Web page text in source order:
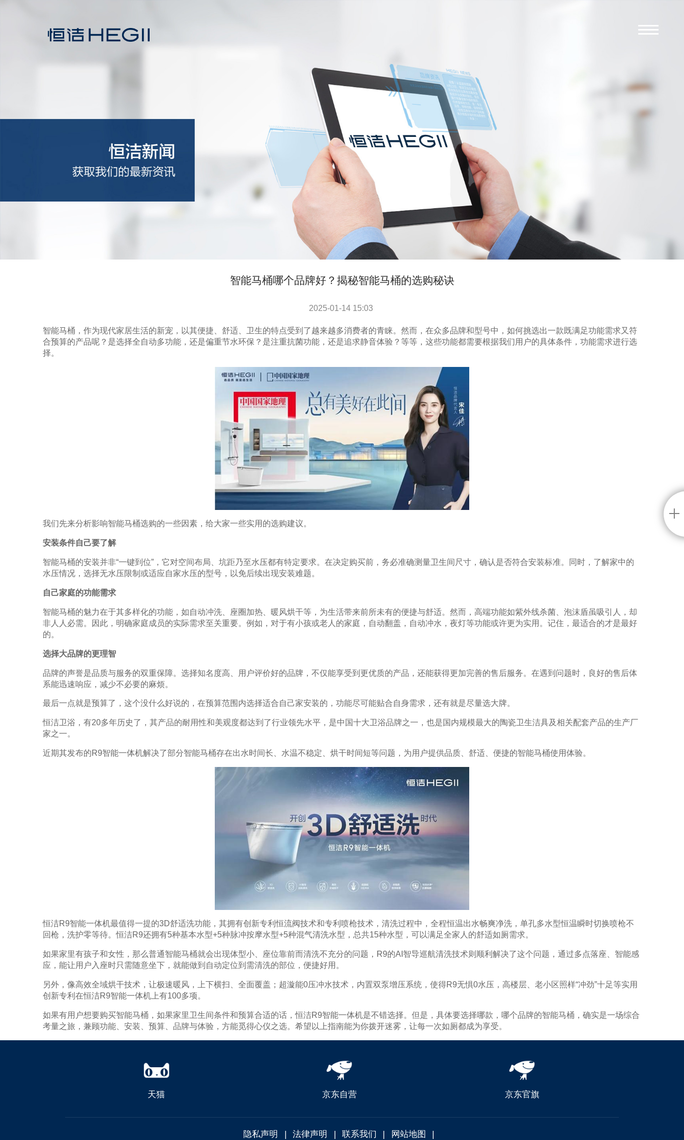
智能马桶哪个品牌好？揭秘智能马桶的选购秘诀
2025-01-14 15:03
智能马桶，作为现代家居生活的新宠，以其便捷、舒适、卫生的特点受到了越来越多消费者的青睐。然而，在众多品牌和型号中，如何挑选出一款既满足功能需求又符
合预算的产品呢？是选择全自动多功能，还是偏重节水环保？是注重抗菌功能，还是追求静音体验？等等，这些功能都需要根据我们用户的具体条件，功能需求进行选
择。
我们先来分析影响智能马桶选购的一些因素，给大家一些实用的选购建议。
安装条件自己要了解
智能马桶的安装并非“一键到位”，它对空间布局、坑距乃至水压都有特定要求。在决定购买前，务必准确测量卫生间尺寸，确认是否符合安装标准。同时，了解家中的
水压情况，选择无水压限制或适应自家水压的型号，以免后续出现安装难题。
自己家庭的功能需求
智能马桶的魅力在于其多样化的功能，如自动冲洗、座圈加热、暖风烘干等，为生活带来前所未有的便捷与舒适。然而，高端功能如紫外线杀菌、泡沫盾虽吸引人，却
非人人必需。因此，明确家庭成员的实际需求至关重要。例如，对于有小孩或老人的家庭，自动翻盖，自动冲水，夜灯等功能或许更为实用。记住，最适合的才是最好
的。
选择大品牌的更理智
品牌的声誉是品质与服务的双重保障。选择知名度高、用户评价好的品牌，不仅能享受到更优质的产品，还能获得更加完善的售后服务。在遇到问题时，良好的售后体
系能迅速响应，减少不必要的麻烦。
最后一点就是预算了，这个没什么好说的，在预算范围内选择适合自己家安装的，功能尽可能贴合自身需求，还有就是尽量选大牌。
恒洁卫浴，有20多年历史了，其产品的耐用性和美观度都达到了行业领先水平，是中国十大卫浴品牌之一，也是国内规模最大的陶瓷卫生洁具及相关配套产品的生产厂
家之一。
近期其发布的R9智能一体机解决了部分智能马桶存在出水时间长、水温不稳定、烘干时间短等问题，为用户提供品质、舒适、便捷的智能马桶使用体验。
恒洁R9智能一体机最值得一提的3D舒适洗功能，其拥有创新专利恒流阀技术和专利喷枪技术，清洗过程中，全程恒温出水畅爽净洗，单孔多水型恒温瞬时切换喷枪不
回枪，洗护零等待。恒洁R9还拥有5种基本水型+5种脉冲按摩水型+5种混气清洗水型，总共15种水型，可以满足全家人的舒适如厕需求。
如果家里有孩子和女性，那么普通智能马桶就会出现体型小、座位靠前而清洗不充分的问题，R9的AI智导巡航清洗技术则顺利解决了这个问题，通过多点落座、智能感
应，能让用户入座时只需随意坐下，就能做到自动定位到需清洗的部位，便捷好用。
另外，像高效全域烘干技术，让极速暖风，上下横扫、全面覆盖；超漩能0压冲水技术，内置双泵增压系统，使得R9无惧0水压，高楼层、老小区照样“冲劲”十足等实用
创新专利在恒洁R9智能一体机上有100多项。
如果有用户想要购买智能马桶，如果家里卫生间条件和预算合适的话，恒洁R9智能一体机是不错选择。但是，具体要选择哪款，哪个品牌的智能马桶，确实是一场综合
考量之旅，兼顾功能、安装、预算、品牌与体验，方能觅得心仪之选。希望以上指南能为你拨开迷雾，让每一次如厕都成为享受。
天猫 京东自营 京东官旗
隐私声明 | 法律声明 | 联系我们 | 网站地图 |